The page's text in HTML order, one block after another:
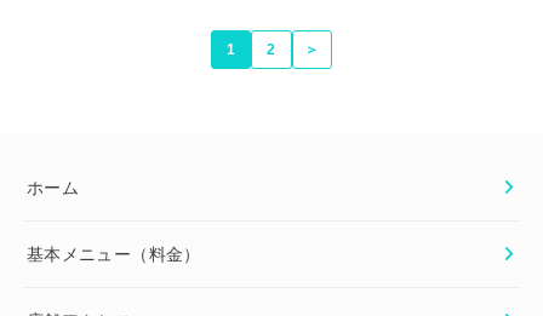
1 2 ＞
ホーム
基本メニュー（料金）